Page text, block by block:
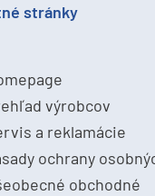
stránky
výrobcov
a reklamácie
ochrany
obchodné